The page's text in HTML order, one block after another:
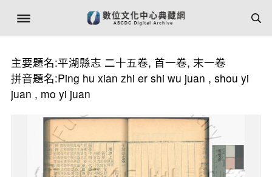
主要題名:平湖縣志 二十五卷, 首一卷, 末一卷
拼音題名:Ping hu xian zhi er shi wu juan , shou yi
juan , mo yi juan